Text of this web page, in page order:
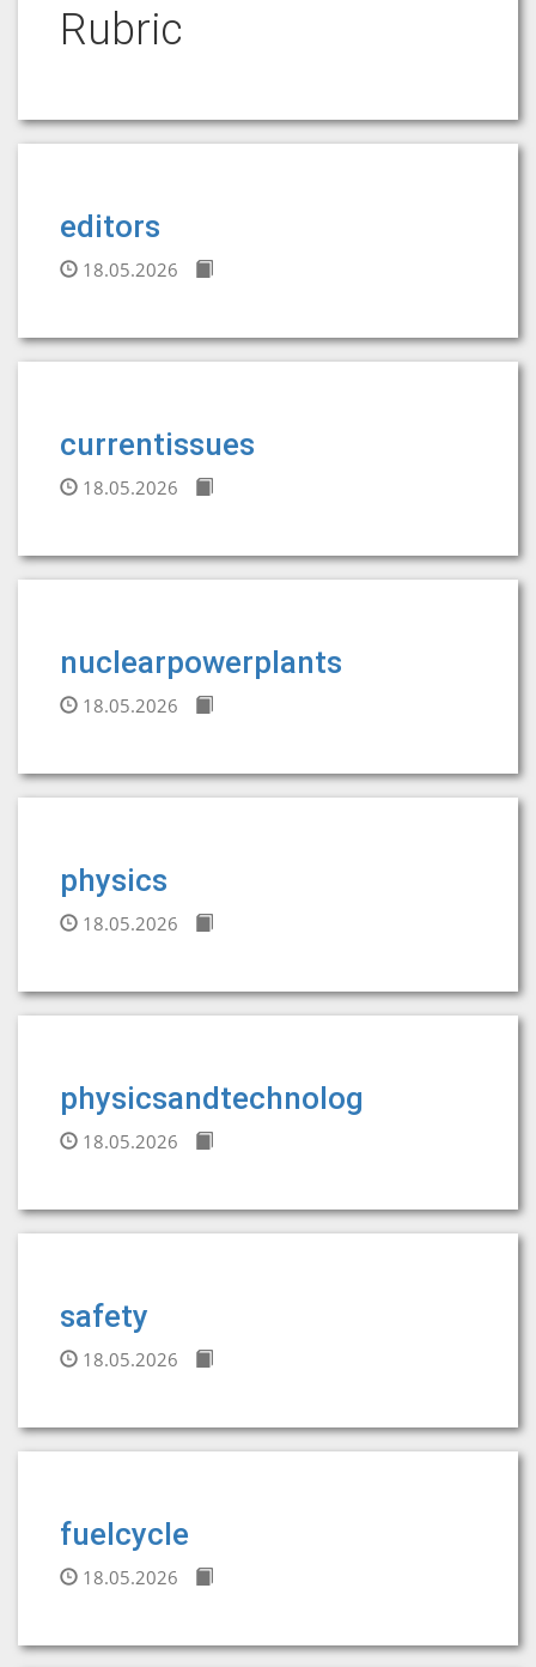
Rubric
editors
18.05.2026
currentissues
18.05.2026
nuclearpowerplants
18.05.2026
physics
18.05.2026
physicsandtechnolog
18.05.2026
safety
18.05.2026
fuelcycle
18.05.2026